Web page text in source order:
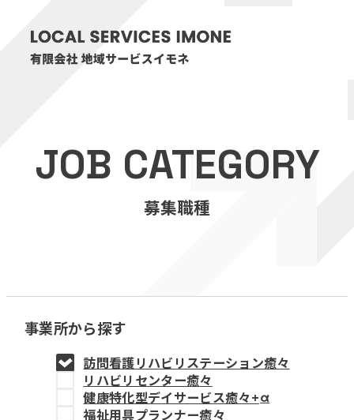
医療・介護事業
訪問看護リハビリステーション癒々
福祉用具プランナー癒々
教育事業
姫路中央こども園
JOB CATEGORY
募集職種
事業所から探す
訪問看護リハビリステーション癒々
リハビリセンター癒々
健康特化型デイサービス癒々+α
福祉用具プランナー癒々